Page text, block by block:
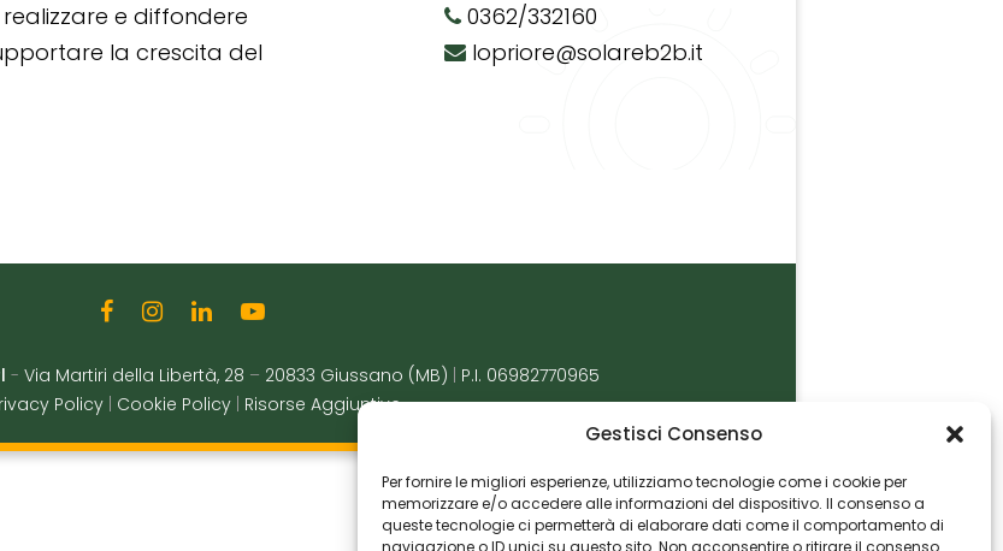
Gestisci Consenso
Per fornire le migliori esperienze, utilizziamo tecnologie come i cookie per
memorizzare e/o accedere alle informazioni del dispositivo. Il consenso a
queste tecnologie ci permetterà di elaborare dati come il comportamento di
navigazione o ID unici su questo sito. Non acconsentire o ritirare il consenso
e diffondere
la crescita del
0362/332160
lopriore@solareb2b.it
- Via Martiri della Libertà, 28 – 20833 Giussano (MB)
P.I. 06982770965
Policy
Cookie Policy Risorse Aggiuntive